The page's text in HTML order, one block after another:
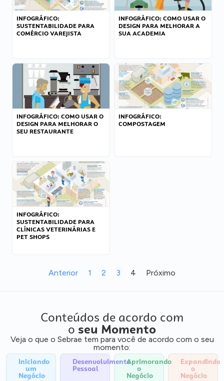
INFOGRÁFICO:
SUSTENTABILIDADE PARA
COMÉRCIO VAREJISTA
INFOGRÁFICO: COMO USAR O
DESIGN PARA MELHORAR A
SUA ACADEMIA
INFOGRÁFICO: COMO USAR O
DESIGN PARA MELHORAR O
SEU RESTAURANTE
INFOGRÁFICO:
COMPOSTAGEM
INFOGRÁFICO:
SUSTENTABILIDADE PARA
CLÍNICAS VETERINÁRIAS E
PET SHOPS
Anterior 1 2 3 4 Próximo
Conteúdos de acordo com
o seu Momento
Veja o que o Sebrae tem para você de acordo com o seu
momento:
Iniciando
um
Negócio
Desenvolvimento
Pessoal
Aprimorando
o
Negócio
Expandindo
o
Negócio